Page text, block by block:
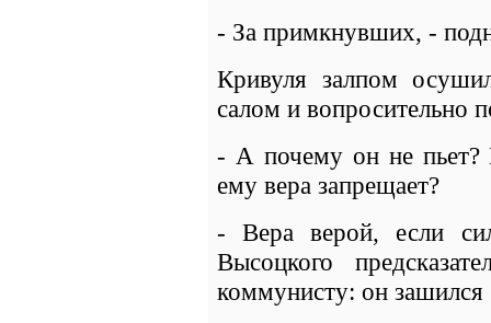
- За примкнувших, -
Кривуля залпом
салом и вопросительно
- А почему он не
ему вера запрещает?
- Вера верой, если
Высоцкого
коммунисту: он зашился